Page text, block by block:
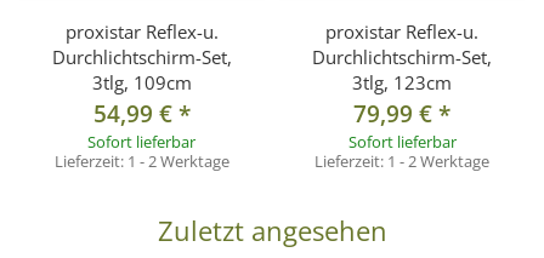
proxistar Reflex-u.
Durchlichtschirm-Set,
3tlg, 109cm
54,99 €*
Sofort lieferbar
Lieferzeit: 1 - 2 Werktage
proxistar Reflex-u.
Durchlichtschirm-Set,
3tlg, 123cm
79,99 €*
Sofort lieferbar
Lieferzeit: 1 - 2 Werktage
Zuletzt angesehen